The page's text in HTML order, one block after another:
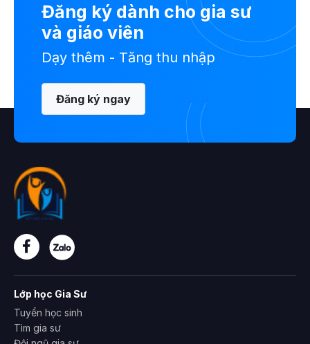
Đăng ký dành cho gia sư
và giáo viên
Dạy thêm - Tăng thu nhập
Đăng ký ngay
Lớp học Gia Sư
Tuyển học sinh
Tìm gia sư